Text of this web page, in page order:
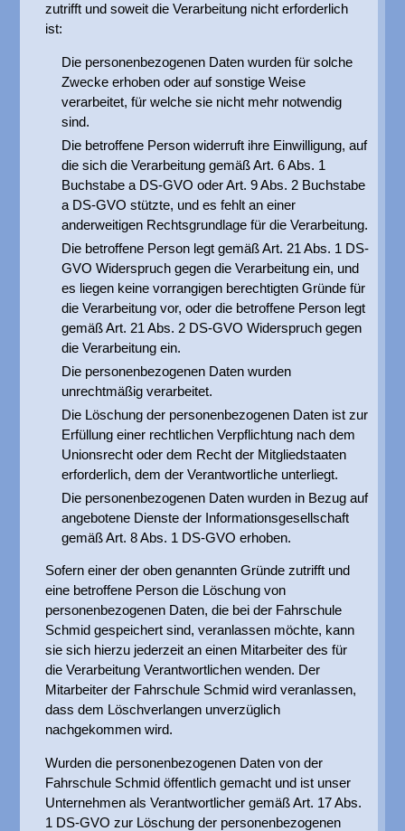
zutrifft und soweit die Verarbeitung nicht erforderlich
ist:
Die personenbezogenen Daten wurden für solche
Zwecke erhoben oder auf sonstige Weise
verarbeitet, für welche sie nicht mehr notwendig
sind.
Die betroffene Person widerruft ihre Einwilligung, auf
die sich die Verarbeitung gemäß Art. 6 Abs. 1
Buchstabe a DS-GVO oder Art. 9 Abs. 2 Buchstabe
a DS-GVO stützte, und es fehlt an einer
anderweitigen Rechtsgrundlage für die Verarbeitung.
Die betroffene Person legt gemäß Art. 21 Abs. 1 DS-
GVO Widerspruch gegen die Verarbeitung ein, und
es liegen keine vorrangigen berechtigten Gründe für
die Verarbeitung vor, oder die betroffene Person legt
gemäß Art. 21 Abs. 2 DS-GVO Widerspruch gegen
die Verarbeitung ein.
Die personenbezogenen Daten wurden
unrechtmäßig verarbeitet.
Die Löschung der personenbezogenen Daten ist zur
Erfüllung einer rechtlichen Verpflichtung nach dem
Unionsrecht oder dem Recht der Mitgliedstaaten
erforderlich, dem der Verantwortliche unterliegt.
Die personenbezogenen Daten wurden in Bezug auf
angebotene Dienste der Informationsgesellschaft
gemäß Art. 8 Abs. 1 DS-GVO erhoben.
Sofern einer der oben genannten Gründe zutrifft und
eine betroffene Person die Löschung von
personenbezogenen Daten, die bei der Fahrschule
Schmid gespeichert sind, veranlassen möchte, kann
sie sich hierzu jederzeit an einen Mitarbeiter des für
die Verarbeitung Verantwortlichen wenden. Der
Mitarbeiter der Fahrschule Schmid wird veranlassen,
dass dem Löschverlangen unverzüglich
nachgekommen wird.
Wurden die personenbezogenen Daten von der
Fahrschule Schmid öffentlich gemacht und ist unser
Unternehmen als Verantwortlicher gemäß Art. 17 Abs.
1 DS-GVO zur Löschung der personenbezogenen